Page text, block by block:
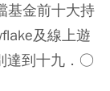
基金前十大持
及線上遊
達到十九．○